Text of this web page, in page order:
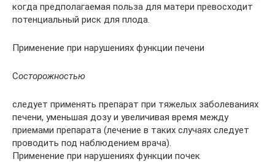
когда предполагаемая польза для матери превосходит
потенциальный риск для плода.
Применение при нарушениях функции печени
Состорожностью
следует применять препарат при тяжелых заболеваниях
печени, уменьшая дозу и увеличивая время между
приемами препарата (лечение в таких случаях следует
проводить под наблюдением врача).
Применение при нарушениях функции почек